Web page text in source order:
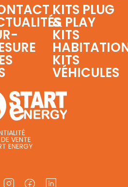
VENTE
ENERGY
KITS PLUG
& PLAY
KITS
KITS
VÉHICULES